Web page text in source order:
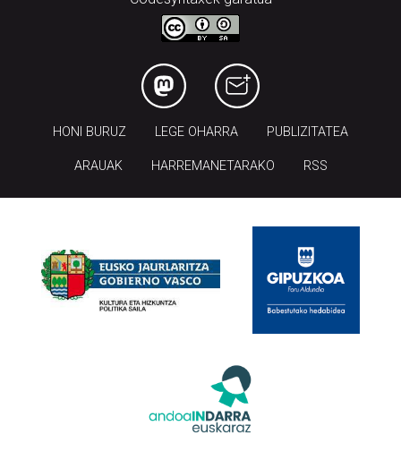
HONI BURUZ LEGE OHARRA PUBLIZITATEA
ARAUAK HARREMANETARAKO RSS